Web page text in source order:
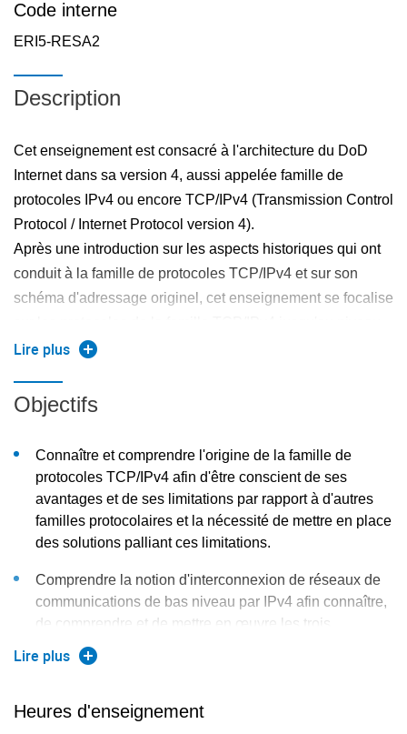
Code interne
ERI5-RESA2
Description
Cet enseignement est consacré à l'architecture du DoD
Internet dans sa version 4, aussi appelée famille de
protocoles IPv4 ou encore TCP/IPv4 (Transmission Control
Protocol / Internet Protocol version 4).
Après une introduction sur les aspects historiques qui ont
conduit à la famille de protocoles TCP/IPv4 et sur son
schéma d'adressage originel, cet enseignement se focalise
transport et sur le schéma d'adressage actuel. Des travaux
étudiées en cours. Ceux-ci apportent aussi des
compétences pratiques et permettent le déploiement de
réseaux simples utilisant cette famille de protocoles ainsi
que la résolution d'erreurs courantes de construction et de
configuration. L'interface de programmation (API) dite des
sockets est aussi abordée grâce à un outil permettant de
manipuler ceux-ci sans devoir écrire la moindre ligne de
fonctionnement des protocoles UDP et TCP.
Lire plus
Objectifs
Connaître et comprendre l'origine de la famille de
protocoles TCP/IPv4 afin d'être conscient de ses
avantages et de ses limitations par rapport à d'autres
familles protocolaires et la nécessité de mettre en place
des solutions palliant ces limitations.
Comprendre la notion d'interconnexion de réseaux de
communications de bas niveau par IPv4 afin connaître,
de comprendre et de mettre en œuvre les trois
principaux mécanismes d'adaptation entre ces réseaux
de communication de bas niveau et IPv4 : mode
ARP et le mécanisme de fragmentation et de
Lire plus
Heures d'enseignement